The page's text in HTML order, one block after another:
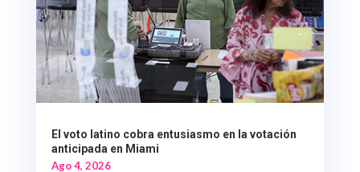
El voto latino cobra entusiasmo en la votación
anticipada en Miami
Ago 4, 2026